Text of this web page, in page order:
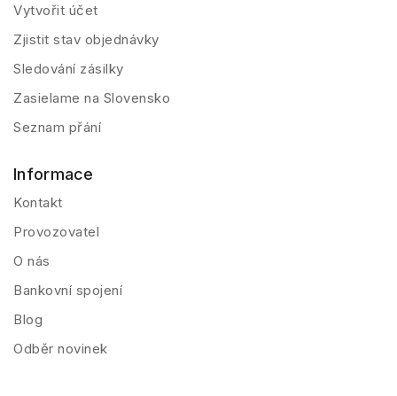
Vytvořit účet
Zjistit stav objednávky
Sledování zásilky
Zasielame na Slovensko
Seznam přání
Informace
Kontakt
Provozovatel
O nás
Bankovní spojení
Blog
Odběr novinek